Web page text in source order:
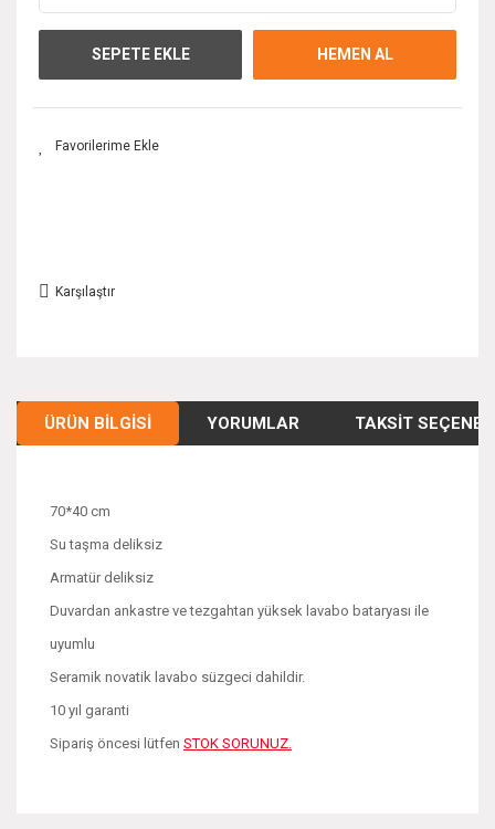
SEPETE EKLE HEMEN AL
Karşılaştır
ÜRÜN BILGISI YORUMLAR TAKSIT
70*40 cm
Su taşma deliksiz
Armatür deliksiz
Duvardan ankastre ve tezgahtan yüksek lavabo bataryası ile
uyumlu
Seramik novatik lavabo süzgeci dahildir.
10 yıl garanti
Sipariş öncesi lütfen STOK SORUNUZ.